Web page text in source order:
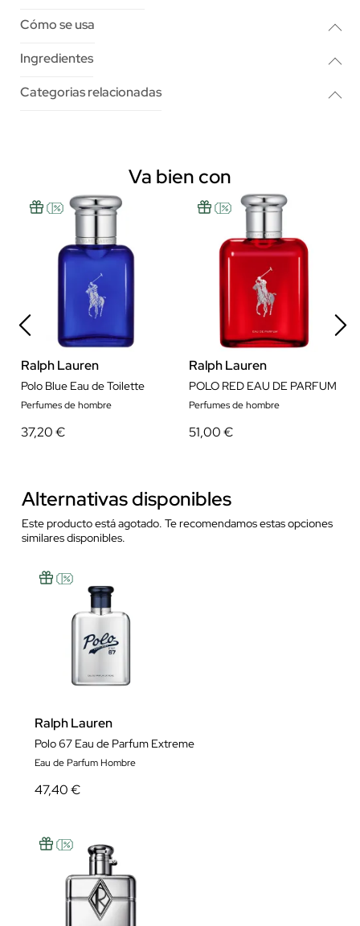
Cómo se usa
Ingredientes
Categorias relacionadas
Va bien con
Ralph Lauren
Polo Blue Eau de Toilette
Perfumes de hombre
37,20 €
Ralph Lauren
POLO RED EAU DE PARFUM
Perfumes de hombre
51,00 €
Alternativas disponibles
Este producto está agotado. Te recomendamos estas opciones
similares disponibles.
Ralph Lauren
Polo 67 Eau de Parfum Extreme
Eau de Parfum Hombre
47,40 €